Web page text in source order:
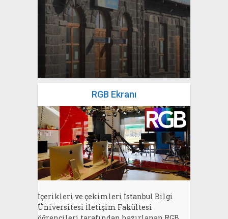
yazan
Bahri Ak
RGB Ekranı
İçerikleri ve çekimleri İstanbul Bilgi
Üniversitesi İletişim Fakültesi